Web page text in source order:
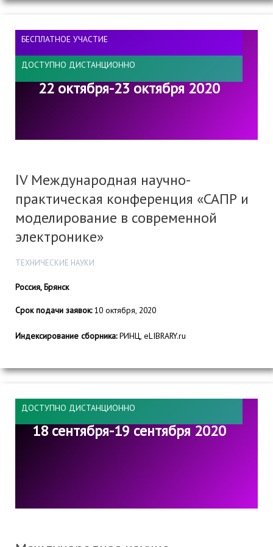
БЕСПЛАТНОЕ УЧАСТИЕ
ДОСТУПНО ДИСТАНЦИОННО
22 октября-23 октября 2020
ΙV Международная научно-
практическая конференция «САПР и
моделирование в современной
электронике»
ТЕХНИЧЕСКИЕ НАУКИ
Россия, Брянск
Срок подачи заявок:10 октября, 2020
Индексирование сборника:РИНЦ, eLIBRARY.ru
ДОСТУПНО ДИСТАНЦИОННО
18 сентября-19 сентября 2020